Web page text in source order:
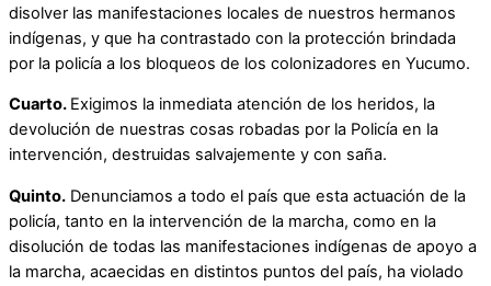
disolver las manifestaciones locales de nuestros hermanos
indígenas, y que ha contrastado con la protección brindada
por la policía a los bloqueos de los colonizadores en Yucumo.
Cuarto. Exigimos la inmediata atención de los heridos, la
devolución de nuestras cosas robadas por la Policía en la
intervención, destruidas salvajemente y con saña.
Quinto. Denunciamos a todo el país que esta actuación de la
policía, tanto en la intervención de la marcha, como en la
disolución de todas las manifestaciones indígenas de apoyo a
la marcha, acaecidas en distintos puntos del país, ha violado